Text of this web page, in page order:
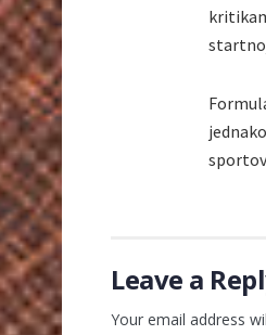
Leave a
Your email address